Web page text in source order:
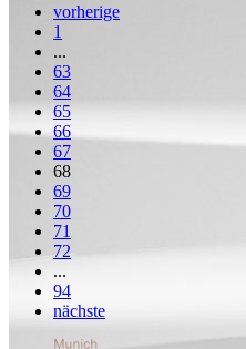
vorherige
1
...
63
64
65
66
67
68
69
70
71
72
...
94
nächste